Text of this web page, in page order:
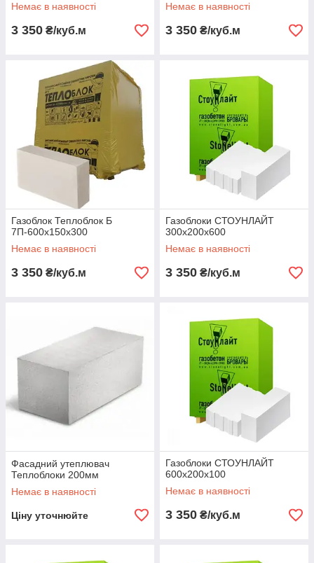
Немає в наявності
3 350 ₴/куб.м
Немає в наявності
3 350 ₴/куб.м
Газоблок Теплоблок Б
7П-600х150х300
Немає в наявності
3 350 ₴/куб.м
Газоблоки СТОУНЛАЙТ
300х200х600
Немає в наявності
3 350 ₴/куб.м
Фасадний утеплювач
Теплоблоки 200мм
Немає в наявності
Ціну уточнюйте
Газоблоки СТОУНЛАЙТ
600х200х100
Немає в наявності
3 350 ₴/куб.м